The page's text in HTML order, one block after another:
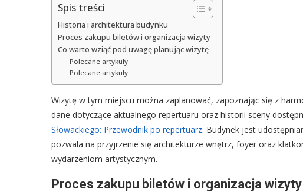
Spis treści
Historia i architektura budynku
Proces zakupu biletów i organizacja wizyty
Co warto wziąć pod uwagę planując wizytę
Polecane artykuły
Polecane artykuły
Wizytę w tym miejscu można zaplanować, zapoznając się z
dane dotyczące aktualnego repertuaru oraz historii sceny
Słowackiego: Przewodnik po repertuarz. Budynek jest
pozwala na przyjrzenie się architekturze wnętrz, foyer oraz
wydarzeniom artystycznym.
Proces zakupu biletów i organizacja wizyty